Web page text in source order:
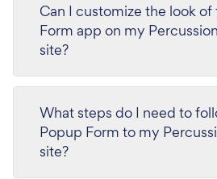
Can I customize the look
Form app on my
site?
What steps do I need to
Popup Form to my
site?